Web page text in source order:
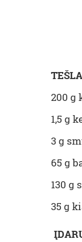
200 g
1,5 g
3 g
65 g
130 g
35 g